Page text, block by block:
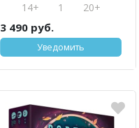
14+ 1 20+
3 490 руб.
Уведомить